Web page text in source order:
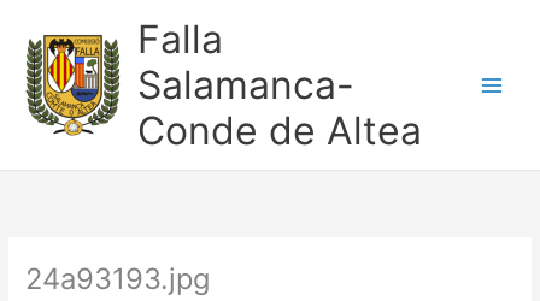
contenido
Falla
Salamanca-
Conde de Altea
24a93193.jpg